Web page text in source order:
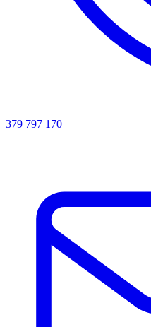
379 797 170